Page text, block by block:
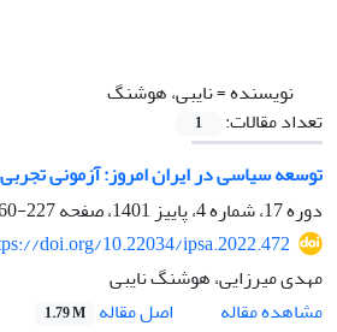
نویسنده =نایبی، هوشنگ
تعداد مقالات:
1
توسعه سیاسی در ایران امروز: آزمونی
دوره 17، شماره 4، پاییز 1401، صفحه
227-260
doi.org/10.22034/ipsa.2022.472
مهدی میرزایی، هوشنگ نایبی
مشاهده مقاله
اصل مقاله 1.79 M